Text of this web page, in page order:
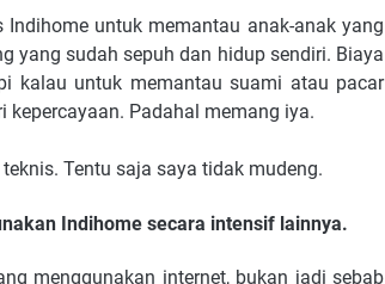
untuk memantau anak-anak yang
yang sudah sepuh dan hidup sendiri. Biaya
kalau untuk memantau suami atau pacar
Padahal memang iya.
Tentu saja saya tidak mudeng.
Indihome secara intensif lainnya.
menggunakan internet, bukan jadi sebab